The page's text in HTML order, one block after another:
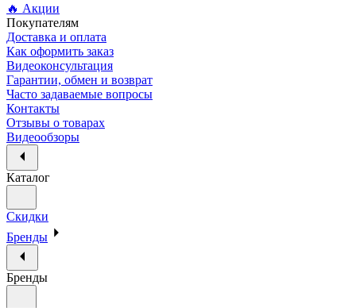
🔥 Акции
Покупателям
Доставка и оплата
Как оформить заказ
Видеоконсультация
Гарантии, обмен и возврат
Часто задаваемые вопросы
Контакты
Отзывы о товарах
Видеообзоры
Каталог
Скидки
Бренды
Бренды